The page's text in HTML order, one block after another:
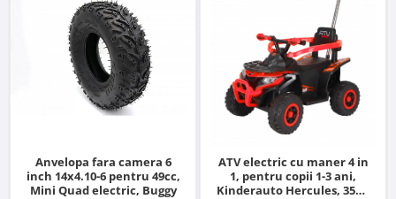
Anvelopa fara camera 6
inch 14x4.10-6 pentru 49cc,
Mini Quad electric, Buggy
ATV electric cu maner 4 in
1, pentru copii 1-3 ani,
Kinderauto Hercules, 35W,